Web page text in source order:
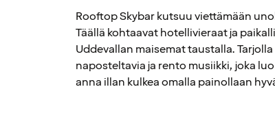
Rooftop Skybar kutsuu viettämään
Täällä kohtaavat hotellivieraat ja
Uddevallan maisemat taustalla.
naposteltavia ja rento musiikki, joka
anna illan kulkea omalla painollaan